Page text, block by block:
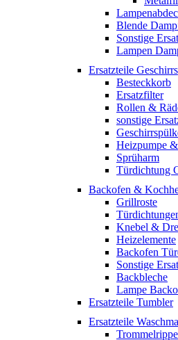
Blende
Sonstige
Lampen
Ersatzteile
Besteckkorb
Ersatzfilter
Rollen &
sonstige
Heizpumpe
Sprüharm
Türdichtung
Backofen &
Grillroste
Knebel &
Heizelemente
Backofen
Sonstige
Backbleche
Lampe
Ersatzteile Tumbler
Ersatzteile